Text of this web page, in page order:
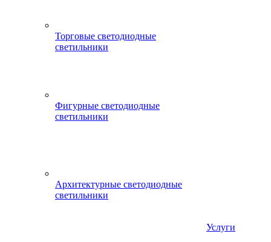
Торговые светодиодные
светильники
Фигурные светодиодные
светильники
Архитектурные светодиодные
светильники
Услуги